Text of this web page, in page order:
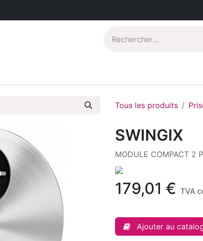
Tous les produits
SWINGIX
MODULE COMPACT 2
179,01 € TVA
Ajouter au